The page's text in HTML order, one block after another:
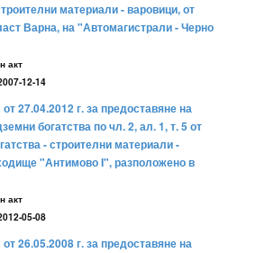
материали - варовици, от
Варна, на "Автомагистрали - Черно
акт
12-14
27.04.2012 г. за предоставяне на
богатства по чл. 2, ал. 1, т. 5 от
- строителни материали -
"Антимово I", разположено в
акт
05-08
26.05.2008 г. за предоставяне на